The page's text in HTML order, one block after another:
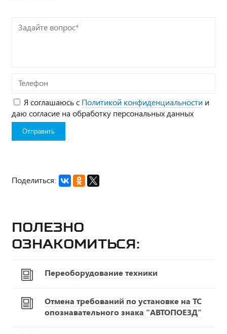
Задайте
вопрос*
Телефон
Я соглашаюсь с Политикой конфиденциальности и
даю согласие на обработку персональных данных
Поделиться:
Полезно
ознакомиться:
Переоборудование техники
Отмена требований по установке на ТС
опознавательного знака "АВТОПОЕЗД"